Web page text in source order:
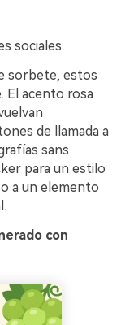
sociales
sorbete, estos
El acento rosa
de llamada a
sans
para un estilo
a un elemento
con